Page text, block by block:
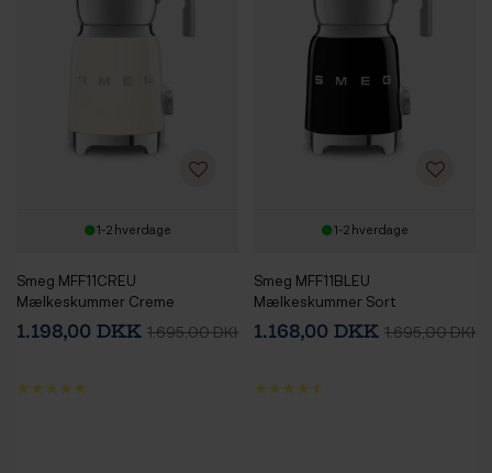
1-2 hverdage
Smeg MFF11CREU
Mælkeskummer Creme
1.198,00 DKK 1.695,00 DKK
1-2 hverdage
Smeg MFF11BLEU
Mælkeskummer Sort
1.168,00 DKK 1.695,00 DKK